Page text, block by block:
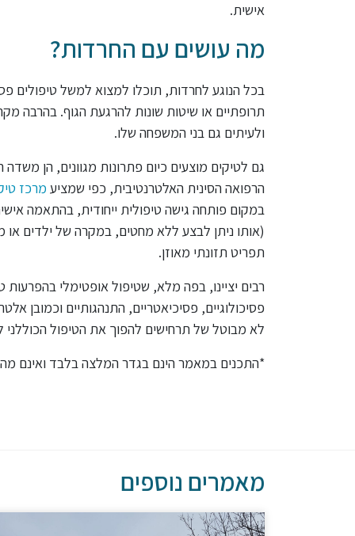
אישית.
מה עושים עם החרדות?
בכל הנוגע לחרדות, תוכלו למצוא למשל טיפולים
תרופתיים או שיטות שונות להרגעת הגוף. בהרבה
ולעיתים גם בני המשפחה שלו.
גם לטיקים מוצעים כיום פתרונות מגוונים, הן
הרפואה הסינית האלטרנטיבית, כפי שמציע מרכז
במקום פותחה גישה טיפולית ייחודית, בהתאמה
(אותו ניתן לבצע ללא מחטים, במקרה של ילדים
תפריט תזונתי מאוזן.
רבים יציינו, בפה מלא, שטיפול אופטימלי בהפרעות
פסיכולוגיים, פסיכיאטריים, התנהגותיים וכמובן
לא מבוטל של תרחישים להפוך את הטיפול הכוללני
*התכנים במאמר הינם בגדר המלצה בלבד ואינם
מאמרים נוספים